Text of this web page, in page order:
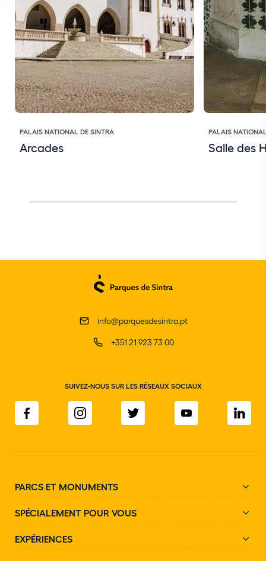
PALAIS NATIONAL DE SINTRA
Arcades
PALAIS
Salle des
info@parquesdesintra.pt
+351 21 923 73 00
SUIVEZ-NOUS SUR LES RÉSEAUX SOCIAUX
PARCS ET MONUMENTS
SPÉCIALEMENT POUR VOUS
EXPÉRIENCES